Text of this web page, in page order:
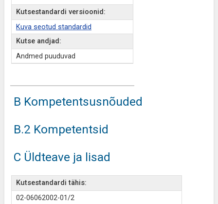
Kutsestandardi versioonid:
Kuva seotud standardid
Kutse andjad:
Andmed puuduvad
B Kompetentsusnõuded
B.2 Kompetentsid
C Üldteave ja lisad
Kutsestandardi tähis:
02-06062002-01/2